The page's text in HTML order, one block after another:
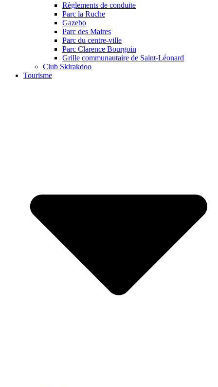
Règlements de conduite
Parc la Ruche
Gazebo
Parc des Maires
Parc du centre-ville
Parc Clarence Bourgoin
Grille communautaire de Saint-Léonard
Club Skirakdoo
Tourisme